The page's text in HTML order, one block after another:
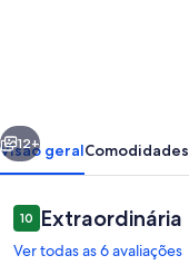
-
Gite
Pour
8
Próximo
12+
Visão geralComodidades
Avaliações
1010 de 10
Extraordinária
Ver todas as 6 avaliações